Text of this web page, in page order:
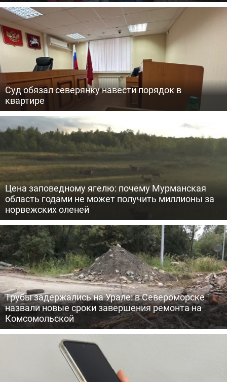
Суд обязал северянку навести порядок в
квартире
Цена заповедному ягелю: почему Мурманская
область годами не может получить миллионы за
норвежских оленей
Трубы задержались на Урале: в Североморске
назвали новые сроки завершения ремонта на
Комсомольской